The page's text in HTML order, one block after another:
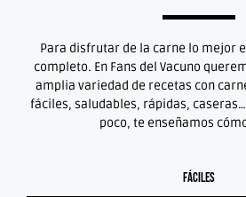
Para disfrutar de la carne lo mejor
completo. En Fans del Vacuno
amplia variedad de recetas con
fáciles, saludables, rápidas,
poco, te enseñamos
Fáciles